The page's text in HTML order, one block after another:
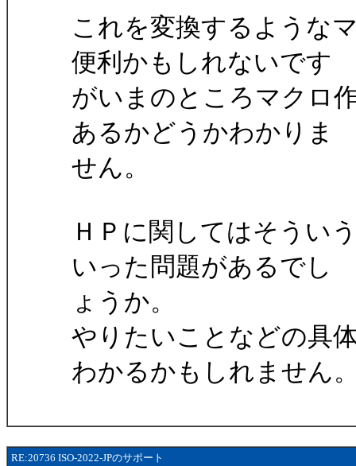
これを変換するような
便利かもしれないです
がいまのところマクロ
あるかどうかわかりま
せん。
ＨＰに関してはそうい
いった問題があるでし
ょうか。
やりたいことなどの具
わかるかもしれません
RE:20736 ISO-2022-JPのサポート